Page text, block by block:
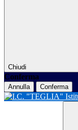
Chiudi
Conferma
Annulla Conferma